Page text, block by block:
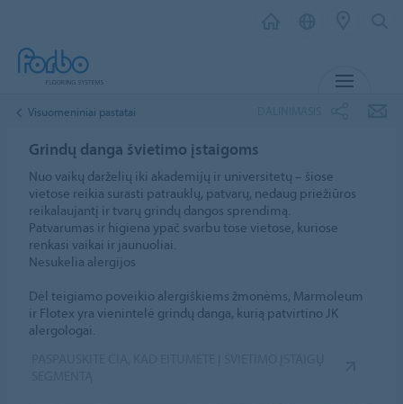
Visuomeniniai pastatai
Grindų danga švietimo įstaigoms
Nuo vaikų darželių iki akademijų ir universitetų – šiose
vietose reikia surasti patrauklų, patvarų, nedaug priežiūros
reikalaujantį ir tvarų grindų dangos sprendimą.
Patvarumas ir higiena ypač svarbu tose vietose, kuriose
renkasi vaikai ir jaunuoliai.
Nesukelia alergijos
Dėl teigiamo poveikio alergiškiems žmonėms, Marmoleum
ir Flotex yra vienintelė grindų danga, kurią patvirtino JK
alergologai.